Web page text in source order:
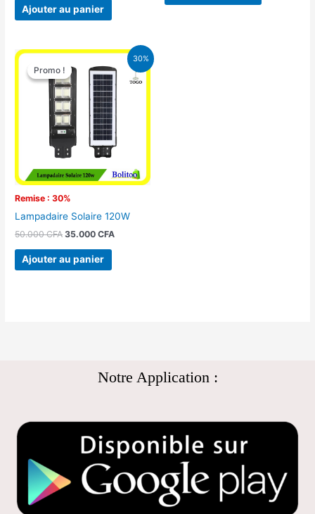
Ajouter au panier
30%
Promo !
Remise : 30%
Promo !
Lampadaire Solaire 120W
50.000CFA
Le
prix
initial
était :
50.000 CFA.
35.000CFA
Le
prix
actuel
est :
35.000 CFA.
Ajouter au panier
Notre Application :